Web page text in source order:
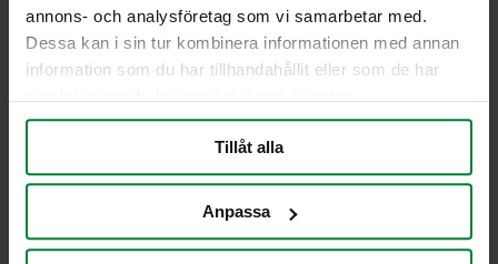
annons- och analysföretag som vi samarbetar med.
Dessa kan i sin tur kombinera informationen med annan
information som du har tillhandahållit eller som de har
Tillåt alla
Anpassa
Lock till 7 L
Lock till 10 L